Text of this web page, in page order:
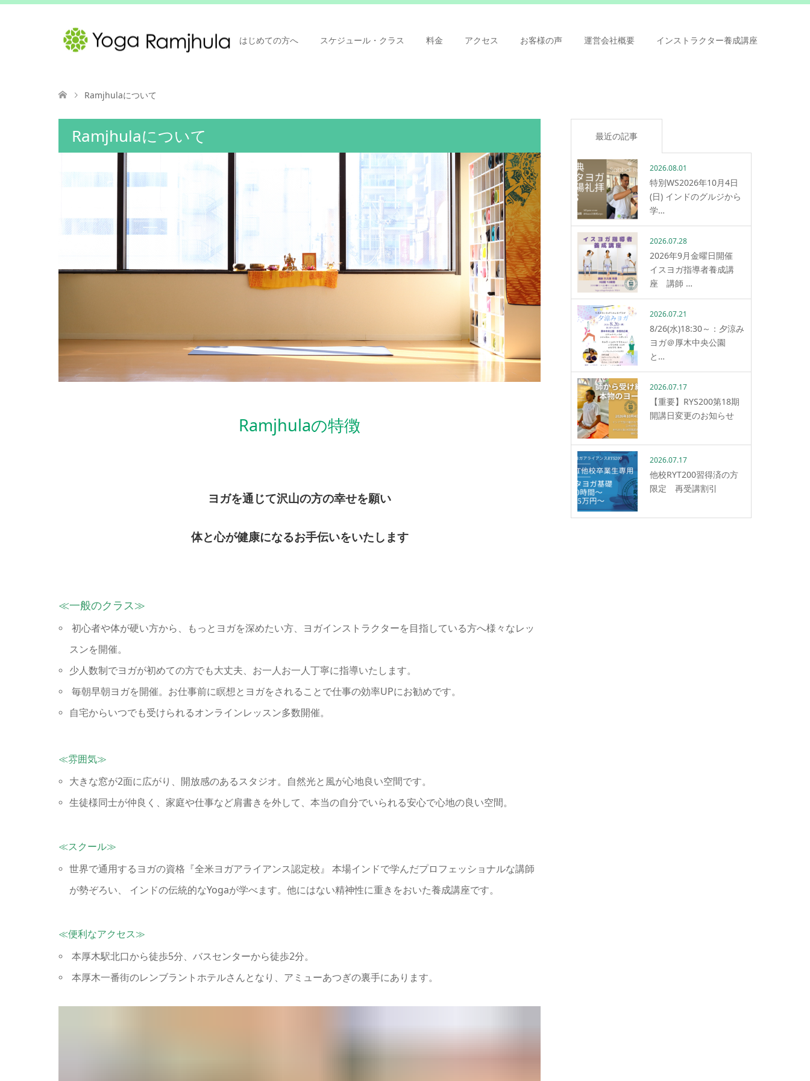
はじめての方へ スケジュール・クラス 料金 アクセス お客様の声 運営会社概要 インストラクター養成講座
Ramjhulaについて
Ramjhulaについて
Ramjhulaの特徴
ヨガを通じて沢山の方の幸せを願い
体と心が健康になるお手伝いをいたします
≪一般のクラス≫
初心者や体が硬い方から、もっとヨガを深めたい方、ヨガインストラクターを目指している方へ様々なレッ
スンを開催。
少人数制でヨガが初めての方でも大丈夫、お一人お一人丁寧に指導いたします。
毎朝早朝ヨガを開催。お仕事前に瞑想とヨガをされることで仕事の効率UPにお勧めです。
自宅からいつでも受けられるオンラインレッスン多数開催。
≪雰囲気≫
大きな窓が2面に広がり、開放感のあるスタジオ。自然光と風が心地良い空間です。
生徒様同士が仲良く、家庭や仕事など肩書きを外して、本当の自分でいられる安心で心地の良い空間。
≪スクール≫
世界で通用するヨガの資格『全米ヨガアライアンス認定校』 本場インドで学んだプロフェッショナルな講師
が勢ぞろい、 インドの伝統的なYogaが学べます。他にはない精神性に重きをおいた養成講座です。
≪便利なアクセス≫
本厚木駅北口から徒歩5分、バスセンターから徒歩2分。
本厚木一番街のレンブラントホテルさんとなり、アミューあつぎの裏手にあります。
最近の記事
2026.08.01
特別WS2026年10月4日
(日) インドのグルジから
学…
2026.07.28
2026年9月金曜日開催
イスヨガ指導者養成講
座 講師 …
2026.07.21
8/26(水)18:30～：夕涼み
ヨガ＠厚木中央公園
と…
2026.07.17
【重要】RYS200第18期
開講日変更のお知らせ
2026.07.17
他校RYT200習得済の方
限定 再受講割引